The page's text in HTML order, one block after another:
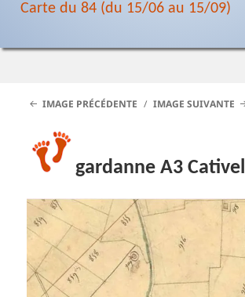
Carte du 84 (du 15/06 au 15/09)
IMAGE PRÉCÉDENTE IMAGE SUIVANTE
gardanne A3 Cativel